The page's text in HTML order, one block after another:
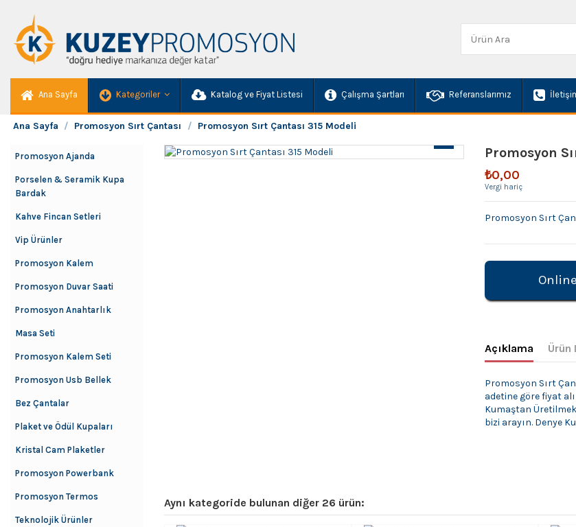
Ana Sayfa Kategoriler Katalog ve Fiyat Listesi Çalışma Şartları Referanslarımız
Ana Sayfa Promosyon Sırt Çantası Promosyon Sırt Çantası 315 Modeli
Promosyon
₺0,00
Vergi hariç
Promosyon Sırt
Açıklama Ürün
Promosyon Sırt
adetine göre fiyat
Kumaştan
bizi arayın. Denye
Aynı kategoride bulunan diğer 26 ürün:
Promosyon Ajanda
Porselen & Seramik Kupa
Bardak
Kahve Fincan Setleri
Vip Ürünler
Promosyon Kalem
Promosyon Duvar Saati
Promosyon Anahtarlık
Masa Seti
Promosyon Kalem Seti
Promosyon Usb Bellek
Bez Çantalar
Plaket ve Ödül Kupaları
Kristal Cam Plaketler
Promosyon Powerbank
Promosyon Termos
Teknolojik Ürünler